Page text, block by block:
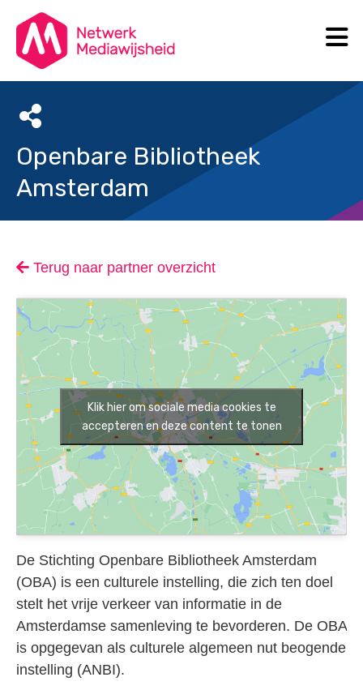
Openbare Bibliotheek
Amsterdam
Terug naar partner overzicht
Klik hier om sociale media cookies te
accepteren en deze content te tonen
De Stichting Openbare Bibliotheek Amsterdam
(OBA) is een culturele instelling, die zich ten doel
stelt het vrije verkeer van informatie in de
Amsterdamse samenleving te bevorderen. De OBA
is opgegevan als culturele algemeen nut beogende
instelling (ANBI).